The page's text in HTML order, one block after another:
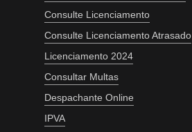
Consulte Licenciamento
Consulte Licenciamento Atrasado
Licenciamento 2024
Consultar Multas
Despachante Online
IPVA